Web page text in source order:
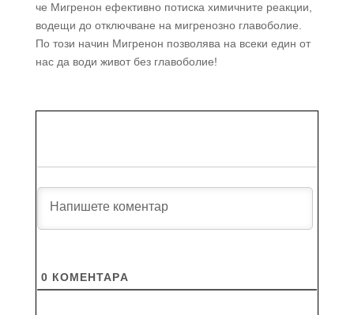
че Мигренон ефективно потиска химичните реакции,
водещи до отключване на мигренозно главоболие.
По този начин Мигренон позволява на всеки един от
нас да води живот без главоболие!
0 КОМЕНТАРA